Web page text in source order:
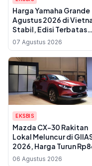
Harga Yamaha Grande
Agustus 2026 di
Stabil, Edisi Terbatas
2025 Paling Mahal
07 Agustus 2026
EKSBIS
Mazda CX-30 Rakitan
Lokal Meluncur di
2026, Harga Turun
Juta
06 Agustus 2026